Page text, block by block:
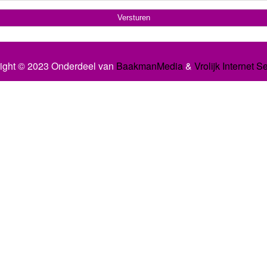
© 2023 Onderdeel van BaakmanMedia& Vrolijk Internet